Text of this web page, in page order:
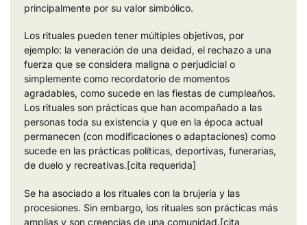
principalmente por su valor simbólico.
Los rituales pueden tener múltiples objetivos, por
ejemplo: la veneración de una deidad, el rechazo a una
fuerza que se considera maligna o perjudicial o
simplemente como recordatorio de momentos
agradables, como sucede en las fiestas de cumpleaños.
Los rituales son prácticas que han acompañado a las
personas toda su existencia y que en la época actual
permanecen (con modificaciones o adaptaciones) como
sucede en las prácticas políticas, deportivas, funerarias,
de duelo y recreativas.[cita requerida]
Se ha asociado a los rituales con la brujería y las
procesiones. Sin embargo, los rituales son prácticas más
amplias y son creencias de una comunidad.[cita